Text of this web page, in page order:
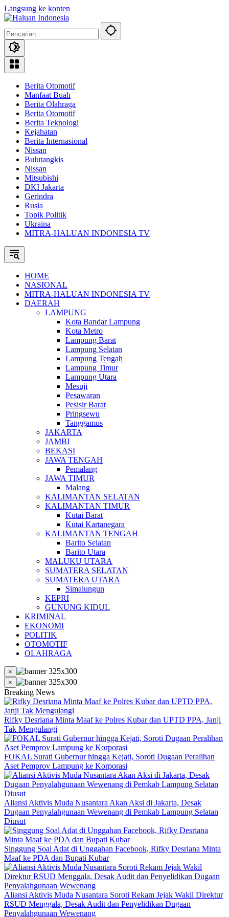
Langsung ke konten
Berita Otomotif
Manfaat Buah
Berita Olahraga
Berita Otomotif
Berita Teknologi
Kejahatan
Berita Internasional
Nissan
Bulutangkis
Nissan
Mitsubishi
DKI Jakarta
Gerindra
Rusia
Topik Politik
Ukraina
MITRA-HALUAN INDONESIA TV
HOME
NASIONAL
MITRA-HALUAN INDONESIA TV
DAERAH
LAMPUNG
Kota Bandar Lampung
Kota Metro
Lampung Barat
Lampung Selatan
Lampung Tengah
Lampung Timur
Lampung Utara
Mesuji
Pesawaran
Pesisir Barat
Pringsewu
Tanggamus
JAKARTA
JAMBI
BEKASI
JAWA TENGAH
Pemalang
JAWA TIMUR
Malang
KALIMANTAN SELATAN
KALIMANTAN TIMUR
Kutai Barat
Kutai Kartanegara
KALIMANTAN TENGAH
Barito Selatan
Barito Utara
MALUKU UTARA
SUMATERA SELATAN
SUMATERA UTARA
Simalungun
KEPRI
GUNUNG KIDUL
KRIMINAL
EKONOMI
POLITIK
OTOMOTIF
OLAHRAGA
×
×
Breaking News
Rifky Desriana Minta Maaf ke Polres Kubar dan UPTD PPA, Janji
Tak Mengulangi
FOKAL Surati Gubernur hingga Kejati, Soroti Dugaan Peralihan
Aset Pemprov Lampung ke Korporasi
Aliansi Aktivis Muda Nusantara Akan Aksi di Jakarta, Desak
Dugaan Penyalahgunaan Wewenang di Pemkab Lampung Selatan
Diusut
Singgung Soal Adat di Unggahan Facebook, Rifky Desriana Minta
Maaf ke PDA dan Bupati Kubar
Aliansi Aktivis Muda Nusantara Soroti Rekam Jejak Wakil Direktur
RSUD Menggala, Desak Audit dan Penyelidikan Dugaan
Penyalahgunaan Wewenang